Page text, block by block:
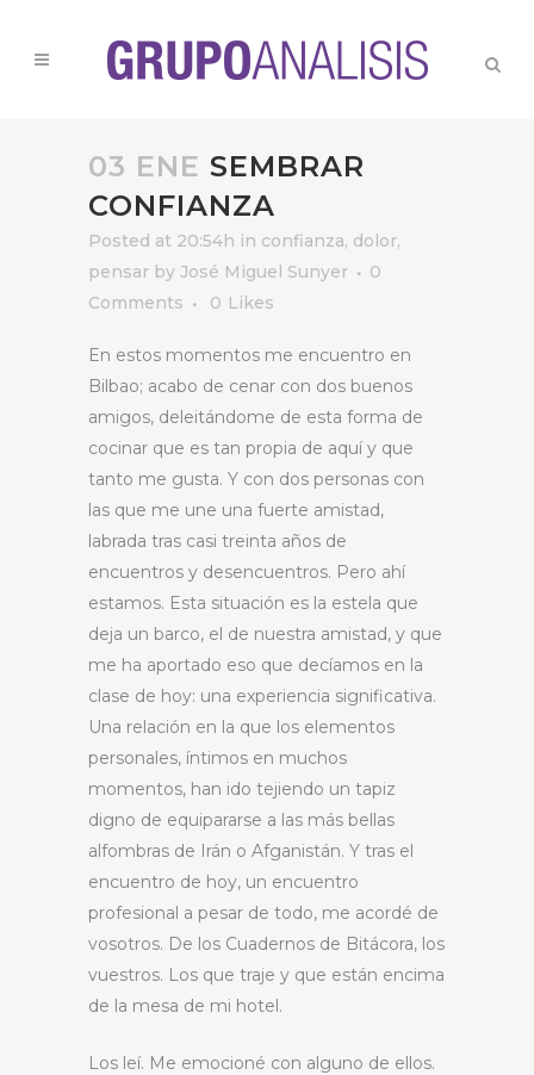
03 ENE SEMBRAR
CONFIANZA
Posted at 20:54h in confianza, dolor,
pensar by José Miguel Sunyer
0
Comments
0 Likes
En estos momentos me encuentro en
Bilbao; acabo de cenar con dos buenos
amigos, deleitándome de esta forma de
cocinar que es tan propia de aquí y que
tanto me gusta. Y con dos personas con
las que me une una fuerte amistad,
labrada tras casi treinta años de
encuentros y desencuentros. Pero ahí
estamos. Esta situación es la estela que
deja un barco, el de nuestra amistad, y que
me ha aportado eso que decíamos en la
clase de hoy: una experiencia significativa.
Una relación en la que los elementos
personales, íntimos en muchos
momentos, han ido tejiendo un tapiz
digno de equipararse a las más bellas
alfombras de Irán o Afganistán. Y tras el
encuentro de hoy, un encuentro
profesional a pesar de todo, me acordé de
vosotros. De los Cuadernos de Bitácora, los
vuestros. Los que traje y que están encima
de la mesa de mi hotel.
Los leí. Me emocioné con alguno de ellos.